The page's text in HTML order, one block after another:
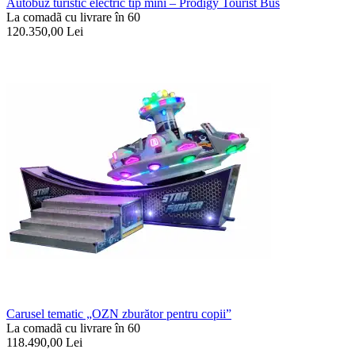
La comadã cu livrare în 60
120.350,00 Lei
Carusel tematic „OZN zburător pentru copii”
La comadã cu livrare în 60
118.490,00 Lei